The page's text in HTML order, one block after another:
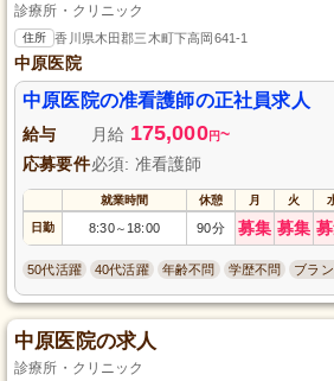
診療所・クリニック
住所 香川県木田郡三木町下高岡641-1
中原医院
中原医院の准看護師の正社員求人
給与 月給 175,000円~
応募要件必須: 准看護師
就業時間 休憩 月 火
日勤 8:30～ 18:00 90分 募集 募集
50代活躍 40代活躍 年齢不問 学歴不問 ブラ
中原医院の求人
診療所・クリニック